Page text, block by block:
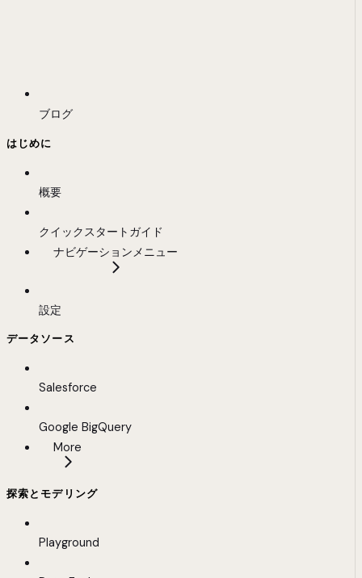
ブログ
はじめに
概要
クイックスタートガイド
ナビゲーションメニュー
設定
データソース
Salesforce
Google BigQuery
More
探索とモデリング
Playground